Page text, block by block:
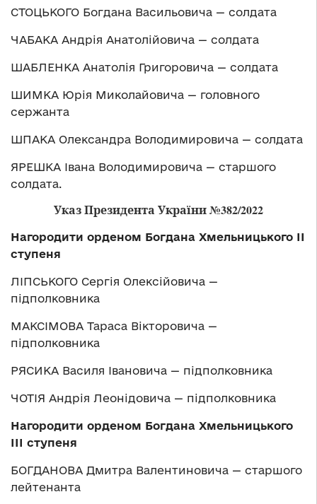
СТОЦЬКОГО Богдана Васильовича — солдата
ЧАБАКА Андрія Анатолійовича — солдата
ШАБЛЕНКА Анатолія Григоровича — солдата
ШИМКА Юрія Миколайовича — головного
сержанта
ШПАКА Олександра Володимировича — солдата
ЯРЕШКА Івана Володимировича — старшого
солдата.
Указ Президента України №382/2022
Нагородити орденом Богдана Хмельницького ІІ
ступеня
ЛІПСЬКОГО Сергія Олексійовича —
підполковника
МАКСІМОВА Тараса Вікторовича —
підполковника
РЯСИКА Василя Івановича — підполковника
ЧОТІЯ Андрія Леонідовича — підполковника
Нагородити орденом Богдана Хмельницького
ІІІ ступеня
БОГДАНОВА Дмитра Валентиновича — старшого
лейтенанта